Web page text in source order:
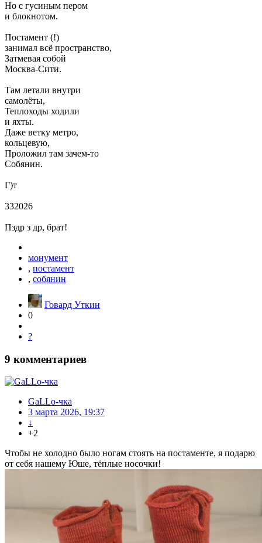
Но с гусиным пером
и блокнотом.
Постамент (!)
занимал всё пространство,
Затмевая собой
Москва-Сити.
Там летали внутри
самолёты,
Теплоходы ходили
и яхты.
Даже ветку метро,
кольцевую,
Проложил там зачем-то
Собянин.
Г)т
332026
Пздр з др, брат!
монумент
, постамент
, собянин
Говард Уткин
0
?
9 комментариев
GaLLo-чка
3 марта 2026, 19:37
↓
+2
Чтобы не холодно было ногам стоять на постаменте, я подарю
от себя нашему Юше, тёплые носочки!